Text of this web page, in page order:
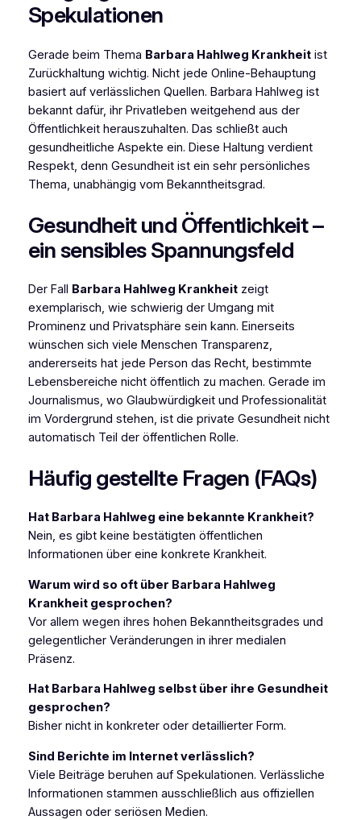
Spekulationen
Gerade beim Thema Barbara Hahlweg Krankheitist
Zurückhaltung wichtig. Nicht jede Online-Behauptung
basiert auf verlässlichen Quellen. Barbara Hahlweg ist
bekannt dafür, ihr Privatleben weitgehend aus der
Öffentlichkeit herauszuhalten. Das schließt auch
gesundheitliche Aspekte ein. Diese Haltung verdient
Respekt, denn Gesundheit ist ein sehr persönliches
Thema, unabhängig vom Bekanntheitsgrad.
Gesundheit und Öffentlichkeit –
ein sensibles Spannungsfeld
Der Fall Barbara Hahlweg Krankheitzeigt
exemplarisch, wie schwierig der Umgang mit
Prominenz und Privatsphäre sein kann. Einerseits
wünschen sich viele Menschen Transparenz,
andererseits hat jede Person das Recht, bestimmte
Lebensbereiche nicht öffentlich zu machen. Gerade im
Journalismus, wo Glaubwürdigkeit und Professionalität
im Vordergrund stehen, ist die private Gesundheit nicht
automatisch Teil der öffentlichen Rolle.
Häufig gestellte Fragen (FAQs)
Hat Barbara Hahlweg eine bekannte Krankheit?
Nein, es gibt keine bestätigten öffentlichen
Informationen über eine konkrete Krankheit.
Warum wird so oft über Barbara Hahlweg
Krankheit gesprochen?
Vor allem wegen ihres hohen Bekanntheitsgrades und
gelegentlicher Veränderungen in ihrer medialen
Präsenz.
Hat Barbara Hahlweg selbst über ihre Gesundheit
gesprochen?
Bisher nicht in konkreter oder detaillierter Form.
Sind Berichte im Internet verlässlich?
Viele Beiträge beruhen auf Spekulationen. Verlässliche
Informationen stammen ausschließlich aus offiziellen
Aussagen oder seriösen Medien.